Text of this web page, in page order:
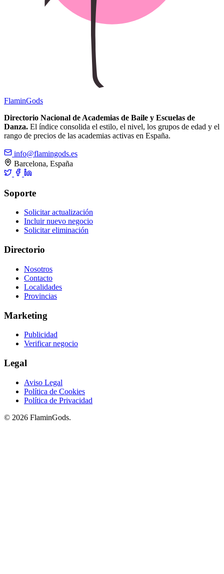
FlaminGods
Directorio Nacional de Academias de Baile y Escuelas de
Danza. El índice consolida el estilo, el nivel, los grupos de edad y el
rango de precios de las academias activas en España.
info@flamingods.es
Barcelona, España
Soporte
Solicitar actualización
Incluir nuevo negocio
Solicitar eliminación
Directorio
Nosotros
Contacto
Localidades
Provincias
Marketing
Publicidad
Verificar negocio
Legal
Aviso Legal
Política de Cookies
Política de Privacidad
© 2026 FlaminGods.